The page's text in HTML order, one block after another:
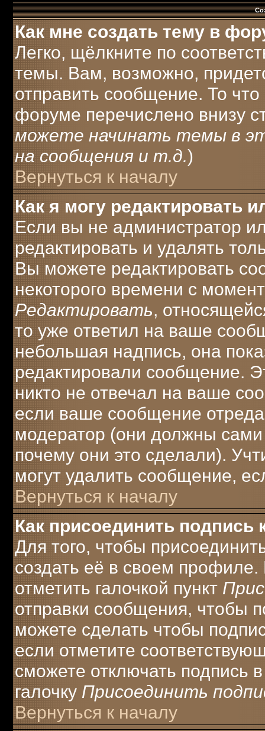
Как мне создать тему в
Легко, щёлкните по
темы. Вам, возможно,
отправить сообщение. То
форуме перечислено внизу
можете начинать темы в
на сообщения и т.д.)
Вернуться к началу
Как я могу редактировать
Если вы не администратор
редактировать и удалять
Вы можете редактировать
некоторого времени с
Редактировать,
то уже ответил на ваше
небольшая надпись, она
редактировали сообщение.
никто не отвечал на ваше
если ваше сообщение
модератор (они должны сами
почему они это сделали).
могут удалить сообщение,
Вернуться к началу
Как присоединить
Для того, чтобы
создать её в своем
отметить галочкой пункт
отправки сообщения, чтобы
можете сделать чтобы
если отметите
сможете отключать подпись
галочку Присоединить
Вернуться к началу